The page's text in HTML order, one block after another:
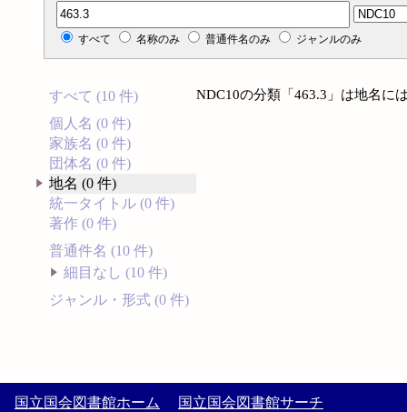
分類記号検索
すべて 名称のみ 普通件名のみ ジャンルのみ
すべて (10 件)
個人名 (0 件)
家族名 (0 件)
団体名 (0 件)
地名 (0 件)
統一タイトル (0 件)
著作 (0 件)
普通件名 (10 件)
細目なし (10 件)
ジャンル・形式 (0 件)
NDC10の分類「463.3」は地名に
国立国会図書館ホーム 国立国会図書館サーチ